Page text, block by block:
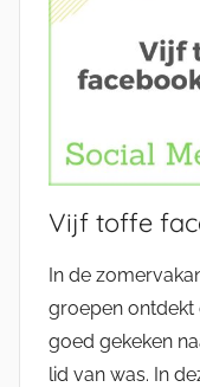
Vijf toffe
In de
groepen ontdekt
goed gekeken
lid van was. In